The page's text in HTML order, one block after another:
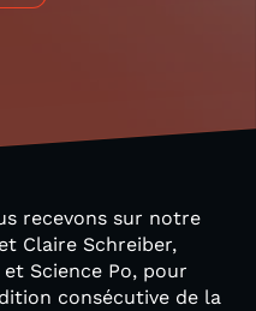
recevons sur notre
Claire Schreiber,
Science Po, pour
consécutive de la